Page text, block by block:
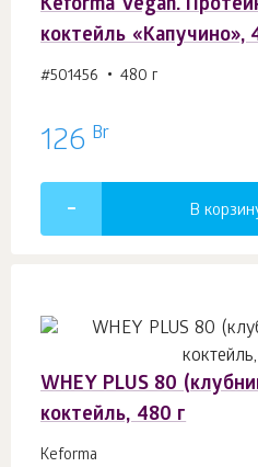
Keforma Vegan.
коктейль «Капучино»,
#501456 480 г
126 Br
В
WHEY PLUS 80
коктейль, 480 г
Keforma